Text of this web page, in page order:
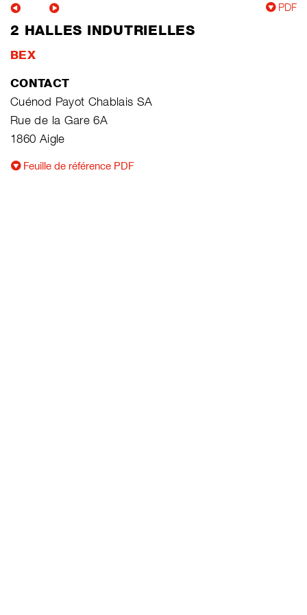
PDF
2 HALLES INDUTRIELLES
BEX
CONTACT
Cuénod Payot Chablais SA
Rue de la Gare 6A
1860 Aigle
Feuille de référence PDF